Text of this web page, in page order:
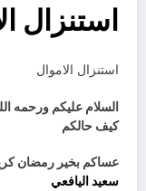
استنزال
استنزال الاموال
السلام عليكم ورحمه
كيف حالكم
عساكم بخير رمضان
سعيد اليافعي